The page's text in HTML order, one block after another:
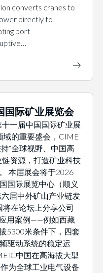
converts cranes to
directly to
port
国际矿业展览会
一届中国国际矿业展
域的重要盛会，CIME
“全球视野、中国高
资源，打造矿业科技
本届展会将于2026
国际展览中心（顺义
届中外矿山产业链发
将在论坛上分享公司
用案例——例如西藏
5300米条件下，四套
驱动系统的稳定运
中国在高海拔大型
为全球工业电气设备